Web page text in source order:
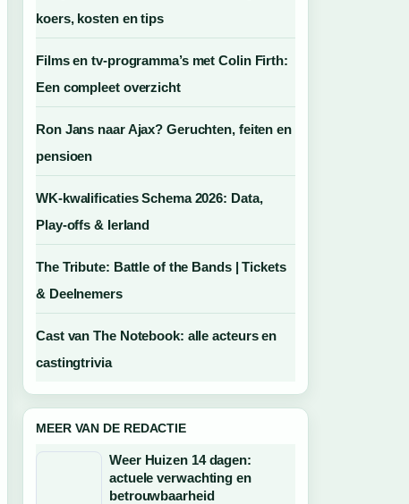
koers, kosten en tips
Films en tv-programma’s met Colin Firth:
Een compleet overzicht
Ron Jans naar Ajax? Geruchten, feiten en
pensioen
WK-kwalificaties Schema 2026: Data,
Play-offs & Ierland
The Tribute: Battle of the Bands | Tickets
& Deelnemers
Cast van The Notebook: alle acteurs en
castingtrivia
MEER VAN DE REDACTIE
Weer Huizen 14 dagen:
actuele verwachting en
betrouwbaarheid